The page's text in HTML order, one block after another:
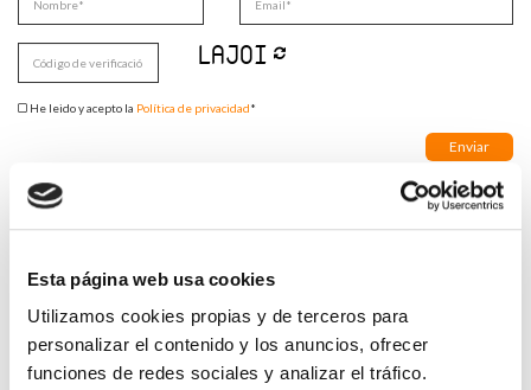
Esta página web usa cookies
Utilizamos cookies propias y de terceros para
personalizar el contenido y los anuncios, ofrecer
funciones de redes sociales y analizar el tráfico.
He leido y acepto la Política de privacidad*
LABOR DE LOS TUTORES DE RESIDENTES
06/08/2026
LA ALIANZA MÉDICA POR LA SALUD PLANETARIA SE ADHIERE
AL PACTO DE ESTADO FRENTE A LA EMERGENCIA CLIMÁTICA
03/08/2026